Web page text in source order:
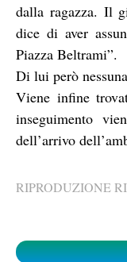
dalla ragazza. Il
dice di aver
Piazza Beltrami”.
Di lui però
Viene infine
inseguimento
dell’arrivo
RIPRODUZIONE